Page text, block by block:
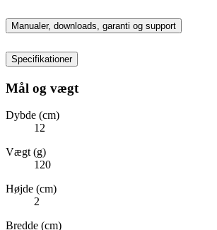
Manualer, downloads, garanti og support
Specifikationer
Mål og vægt
Dybde (cm)
12
Vægt (g)
120
Højde (cm)
2
Bredde (cm)